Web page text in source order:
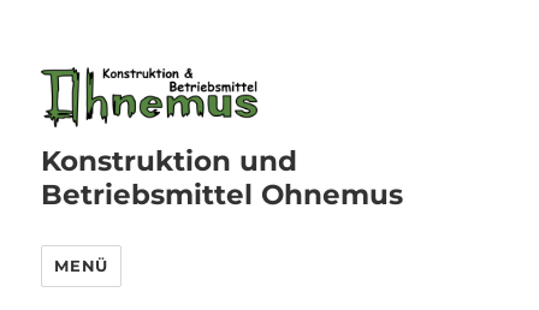
Konstruktion und
Betriebsmittel Ohnemus
MENÜ